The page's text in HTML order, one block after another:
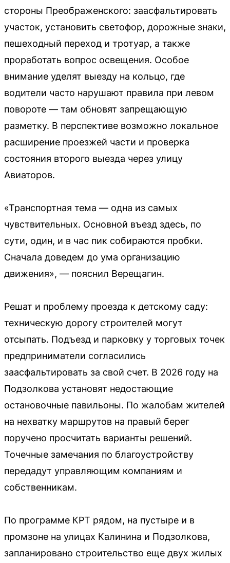
стороны Преображенского: заасфальтировать
участок, установить светофор, дорожные знаки,
пешеходный переход и тротуар, а также
проработать вопрос освещения. Особое
внимание уделят выезду на кольцо, где
водители часто нарушают правила при левом
повороте — там обновят запрещающую
разметку. В перспективе возможно локальное
расширение проезжей части и проверка
состояния второго выезда через улицу
Авиаторов.
«Транспортная тема — одна из самых
чувствительных. Основной въезд здесь, по
сути, один, и в час пик собираются пробки.
Сначала доведем до ума организацию
движения», — пояснил Верещагин.
Решат и проблему проезда к детскому саду:
техническую дорогу строителей могут
отсыпать. Подъезд и парковку у торговых точек
предприниматели согласились
заасфальтировать за свой счет. В 2026 году на
Подзолкова установят недостающие
остановочные павильоны. По жалобам жителей
на нехватку маршрутов на правый берег
поручено просчитать варианты решений.
Точечные замечания по благоустройству
передадут управляющим компаниям и
собственникам.
По программе КРТ рядом, на пустыре и в
промзоне на улицах Калинина и Подзолкова,
запланировано строительство еще двух жилых